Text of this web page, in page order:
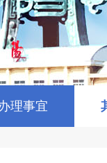
理事宜